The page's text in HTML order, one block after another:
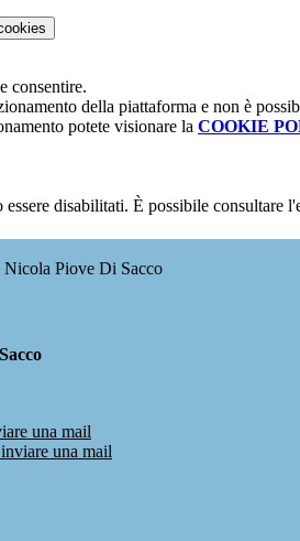
consentire.
della piattaforma e non è
potete visionare la COOKIE
disabilitati. È possibile consultare
Piove Di Sacco
una mail
una mail